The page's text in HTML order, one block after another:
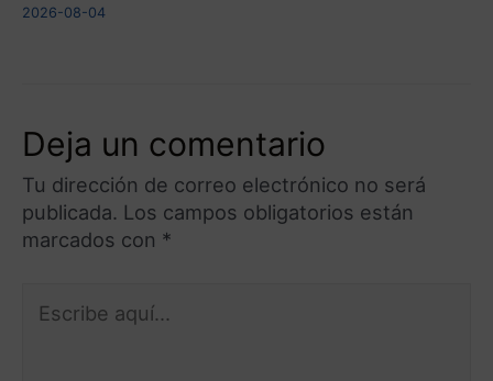
2026-08-04
Deja un comentario
Tu dirección de correo electrónico no será
publicada. Los campos obligatorios están
marcados con *